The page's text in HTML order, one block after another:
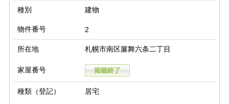
種別 建物
物件番号 2
所在地 札幌市南区簾舞六条二丁目
家屋番号
種類（登記） 居宅